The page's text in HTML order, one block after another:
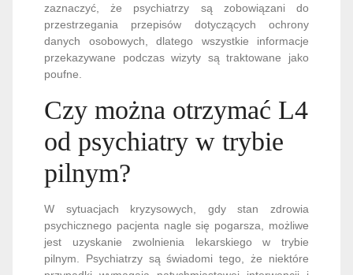
zaznaczyć, że psychiatrzy są zobowiązani do
przestrzegania przepisów dotyczących ochrony
danych osobowych, dlatego wszystkie informacje
przekazywane podczas wizyty są traktowane jako
poufne.
Czy można otrzymać L4
od psychiatry w trybie
pilnym?
W sytuacjach kryzysowych, gdy stan zdrowia
psychicznego pacjenta nagle się pogarsza, możliwe
jest uzyskanie zwolnienia lekarskiego w trybie
pilnym. Psychiatrzy są świadomi tego, że niektóre